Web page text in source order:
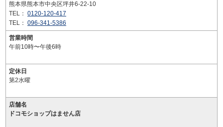
熊本県熊本市中央区坪井6-22-10
TEL： 0120-120-417
TEL： 096-341-5386
営業時間
午前10時〜午後6時
定休日
第2水曜
店舗名
ドコモショップはません店